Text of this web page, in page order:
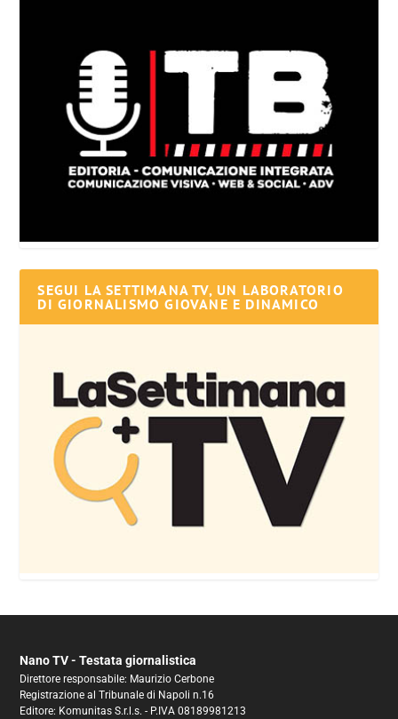
SEGUI LA SETTIMANA TV, UN LABORATORIO
DI GIORNALISMO GIOVANE E DINAMICO
Nano TV - Testata giornalistica
Direttore responsabile: Maurizio Cerbone
Registrazione al Tribunale di Napoli n.16
Editore: Komunitas S.r.l.s. - P.IVA 08189981213